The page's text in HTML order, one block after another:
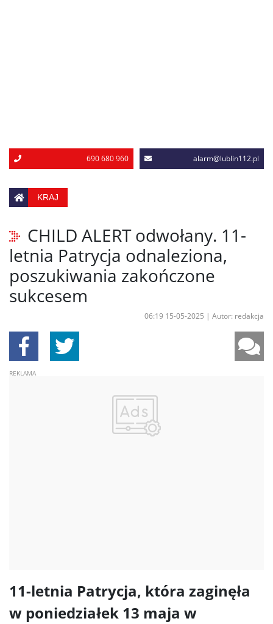
690 680 960 alarm@lublin112.pl
KRAJ
CHILD ALERT odwołany. 11-
letnia Patrycja odnaleziona,
poszukiwania zakończone
sukcesem
06:19 15-05-2025 | Autor: redakcja
11-letnia Patrycja, która zaginęła
w poniedziałek 13 maja w